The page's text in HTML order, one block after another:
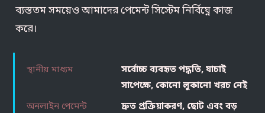
ব্যস্ততম সময়েও আমাদের পেমেন্ট সিস্টেম নির্বিঘ্নে কাজ
করে।
স্থানীয় মাধ্যম
সর্বোচ্চ ব্যবহৃত পদ্ধতি, যাচাই
সাপেক্ষে, কোনো লুকানো খরচ নেই
অনলাইন পেমেন্ট
দ্রুত প্রক্রিয়াকরণ, ছোট এবং বড়